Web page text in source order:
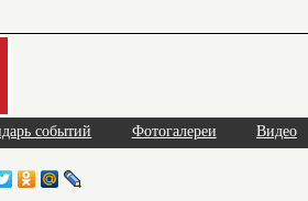
событий Фотогалереи Видео